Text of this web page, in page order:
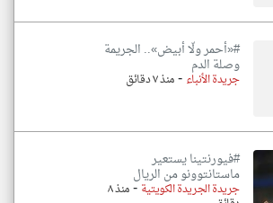
#«أحمر ولّا أبيض».. الجريمة
وصلة الدم
جريدة الأنباء -منذ ٧ دقائق
#فيورنتينا يستعير
ماستانتوونو من الريال
جريدة الجريدة الكويتية- منذ ٨